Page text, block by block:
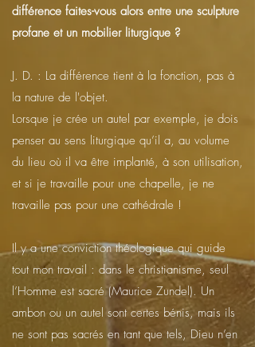
différence faites-vous alors entre une sculpture
profane et un mobilier liturgique ?
J. D. : La différence tient à la fonction, pas à
la nature de l'objet.
Lorsque je crée un autel par exemple, je dois
penser au sens liturgique qu’il a, au volume
du lieu où il va être implanté, à son utilisation,
et si je travaille pour une chapelle, je ne
travaille pas pour une cathédrale !
Il y a une conviction théologique qui guide
tout mon travail : dans le christianisme, seul
l’Homme est sacré (Maurice Zundel). Un
ambon ou un autel sont certes bénis, mais ils
ne sont pas sacrés en tant que tels, Dieu n’en